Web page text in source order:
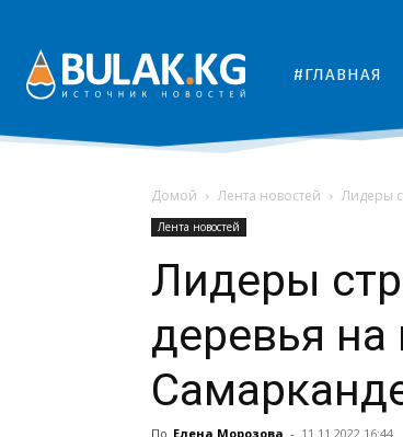
#ГЛАВНАЯ
Домой Лента новостей Лидеры
Лента новостей
Лидеры
деревья на
По Елена Морозова - 11.11.2022 16:44